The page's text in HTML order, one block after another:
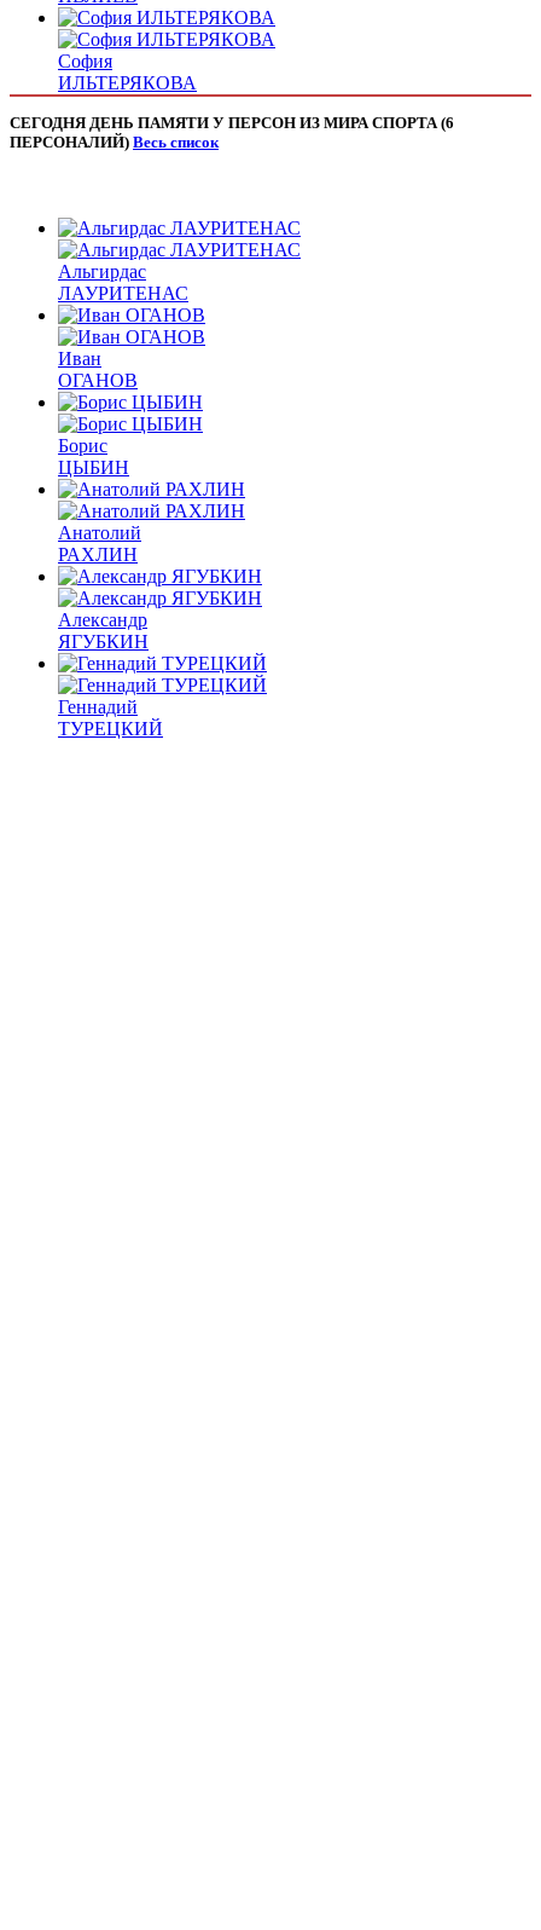
София
ИЛЬТЕРЯКОВА
СЕГОДНЯ ДЕНЬ ПАМЯТИ У ПЕРСОН ИЗ МИРА СПОРТА (6
ПЕРСОНАЛИЙ) Весь список
Альгирдас
ЛАУРИТЕНАС
Иван
ОГАНОВ
Борис
ЦЫБИН
Анатолий
РАХЛИН
Александр
ЯГУБКИН
Геннадий
ТУРЕЦКИЙ